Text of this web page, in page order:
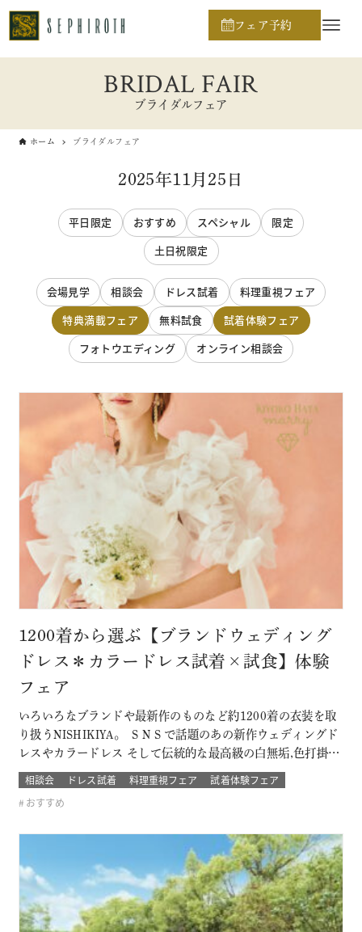
フェア予約
BRIDAL FAIR
ブライダルフェア
ホーム ブライダルフェア
2025年11月25日
平日限定 おすすめ スペシャル
限定
土日祝限定
会場見学 相談会 ドレス試着
料理重視フェア
特典満載フェア
無料試食
試着体験フェア
フォトウエディング
オンライン相談会
1200着から選ぶ【ブランドウェディング
ドレス＊カラードレス試着×試食】体験
フェア
いろいろなブランドや最新作のものなど約1200着の衣装を取
り扱うNISHIKIYA。 ＳＮＳで話題のあの新作ウェディングド
レスやカラードレス そして伝統的な最高級の白無垢,色打掛,本
振袖からブライズメイドの衣裳まで 衣裳のラインナップは品
質や数どちらとも県内でもトップレベル プロのドレスコーデ
ィネーターと打ち合わせをして結婚式当日の「運命の一着」
相談会 ドレス試着 料理重視フェア
試着体験フェア
おすすめ